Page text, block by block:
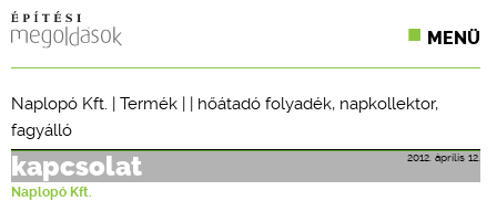
MENÜ
CPR TERMÉKKIÍRÁS
Naplopó Kft. | Termék | | hőátadó folyadék, napkollektor,
fagyálló
2012. április 12.
kapcsolat
Naplopó Kft.